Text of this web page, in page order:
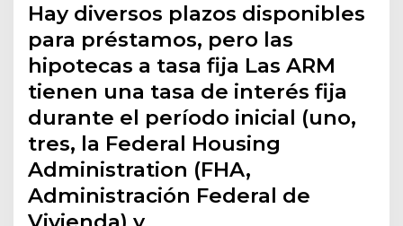
Hay diversos plazos disponibles
para préstamos, pero las
hipotecas a tasa fija Las ARM
tienen una tasa de interés fija
durante el período inicial (uno,
tres, la Federal Housing
Administration (FHA,
Administración Federal de